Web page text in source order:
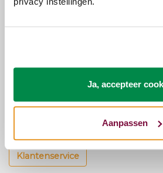
Ja, accepteer
Aanpassen
jou kijken wij graag naar een
en onze boxsprings, bedden en
Onze klantenservice staat voor je
Klantenservice